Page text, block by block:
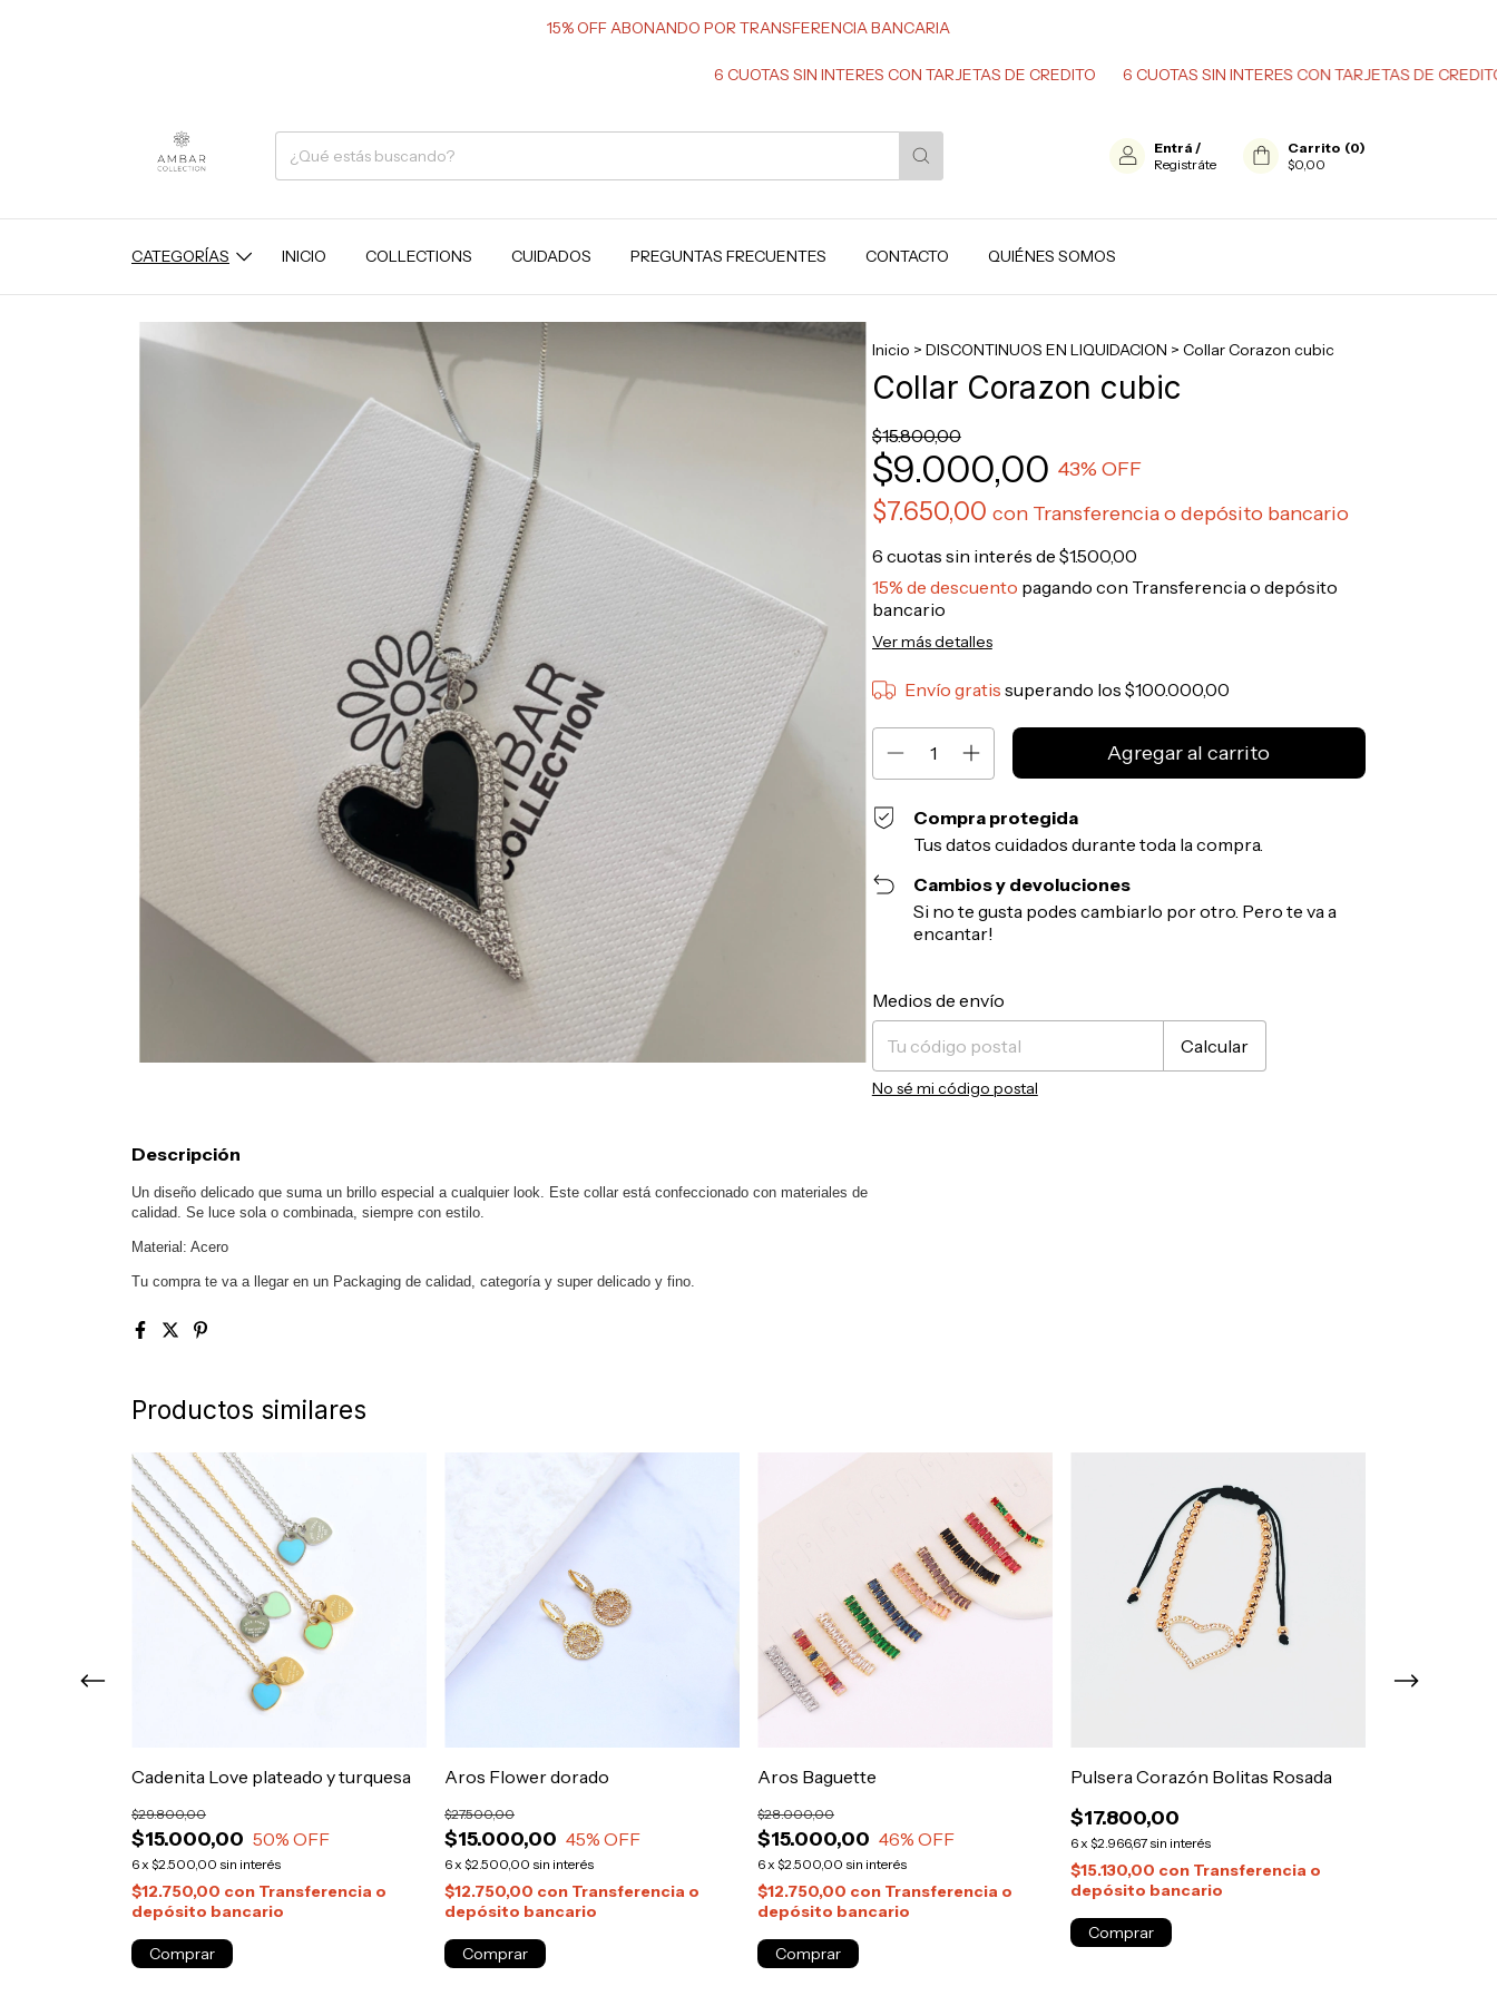
15% OFF ABONANDO POR TRANSFERENCIA BANCARIA
6 CUOTAS SIN INTERES CON TARJETAS DE CREDITO 6 CUOTAS SIN INTERES CON TARJETAS DE CREDITO 6
Entrá /
Registráte
Carrito (0)
$0,00
CATEGORÍAS INICIO COLLECTIONS CUIDADOS PREGUNTAS FRECUENTES CONTACTO QUIÉNES SOMOS
Inicio > DISCONTINUOS EN LIQUIDACION > Collar Corazon cubic
Collar Corazon cubic
$15.800,00
$9.000,00 43% OFF
$7.650,00 con Transferencia o depósito bancario
6 cuotas sin interés de $1.500,00
15% de descuento pagando con Transferencia o depósito
bancario
Ver más detalles
Envío gratis superando los$100.000,00
Compra protegida
Tus datos cuidados durante toda la compra.
Cambios y devoluciones
Si no te gusta podes cambiarlo por otro. Pero te va a
encantar!
Entregas para el CP:
Medios de envío
Calcular
No sé mi código postal
Descripción
Un diseño delicado que suma un brillo especial a cualquier look. Este collar está confeccionado con materiales de
calidad. Se luce sola o combinada, siempre con estilo.
Material: Acero
Tu compra te va a llegar en un Packaging de calidad, categoría y super delicado y fino.
Productos similares
Cadenita Love plateado y turquesa
$15.000,00
$29.800,00
50% OFF
6 x $2.500,00 sin interés
$12.750,00 con Transferencia o
depósito bancario
Aros Flower dorado
$15.000,00
$27.500,00
45% OFF
6 x $2.500,00 sin interés
$12.750,00 con Transferencia o
depósito bancario
Aros Baguette
$15.000,00
$28.000,00
46% OFF
6 x $2.500,00 sin interés
$12.750,00 con Transferencia o
depósito bancario
Comprar
Pulsera Corazón Bolitas Rosada
$17.800,00
6 x $2.966,67sin interés
$15.130,00 con Transferencia o
depósito bancario